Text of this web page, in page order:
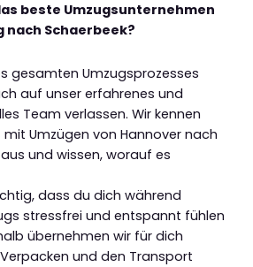
beste Umzugsunternehmen
nach Schaerbeek?
gesamten Umzugsprozesses
auf unser erfahrenes und
Team verlassen. Wir kennen
Umzügen von Hannover nach
und wissen, worauf es
dass du dich während
stressfrei und entspannt fühlen
übernehmen wir für dich
und den Transport